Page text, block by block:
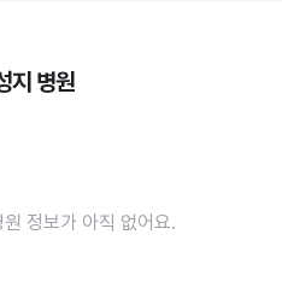
지 병원
정보가 아직 없어요.